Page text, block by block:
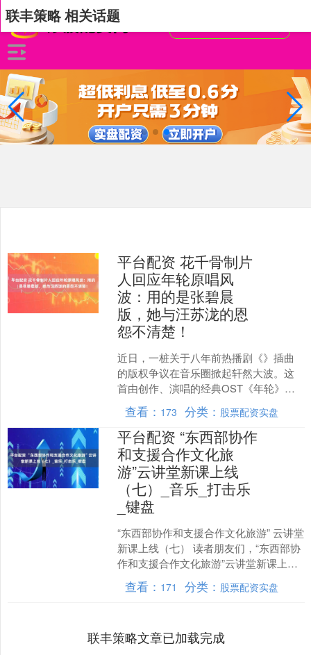
联丰策略 相关话题
平台配资 花千骨制片
人回应年轮原唱风
波：用的是张碧晨
版，她与汪苏泷的恩
怨不清楚！
近日，一桩关于八年前热播剧《》插曲
的版权争议在音乐圈掀起轩然大波。这
首由创作、演唱的经典OST《年轮》，
因其版权归属问题引发了双方粉丝的激
烈争论平台配资，甚至导....
查看： 173 分类： 股票配资实盘
平台配资 “东西部协作
和支援合作文化旅
游”云讲堂新课上线
（七）_音乐_打击乐
_键盘
“东西部协作和支援合作文化旅游” 云讲堂
新课上线（七） 读者朋友们，“东西部协
作和支援合作文化旅游”云讲堂新课上线
了。 本期我们为大家推出的是由天津音
乐学院曲妍....
查看： 171 分类： 股票配资实盘
联丰策略文章已加载完成